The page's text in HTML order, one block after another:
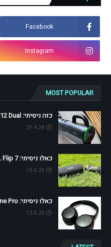
Facebook
Instagram
MOST POPULAR
כזה ניסיתי: Dreame H12 Dual
21.4.24
כאלו ניסיתי: JBL Flip 7 ו-Charge 6
15.6.25
כאלו ניסיתי: EarFun Tune Pro
13.6.25